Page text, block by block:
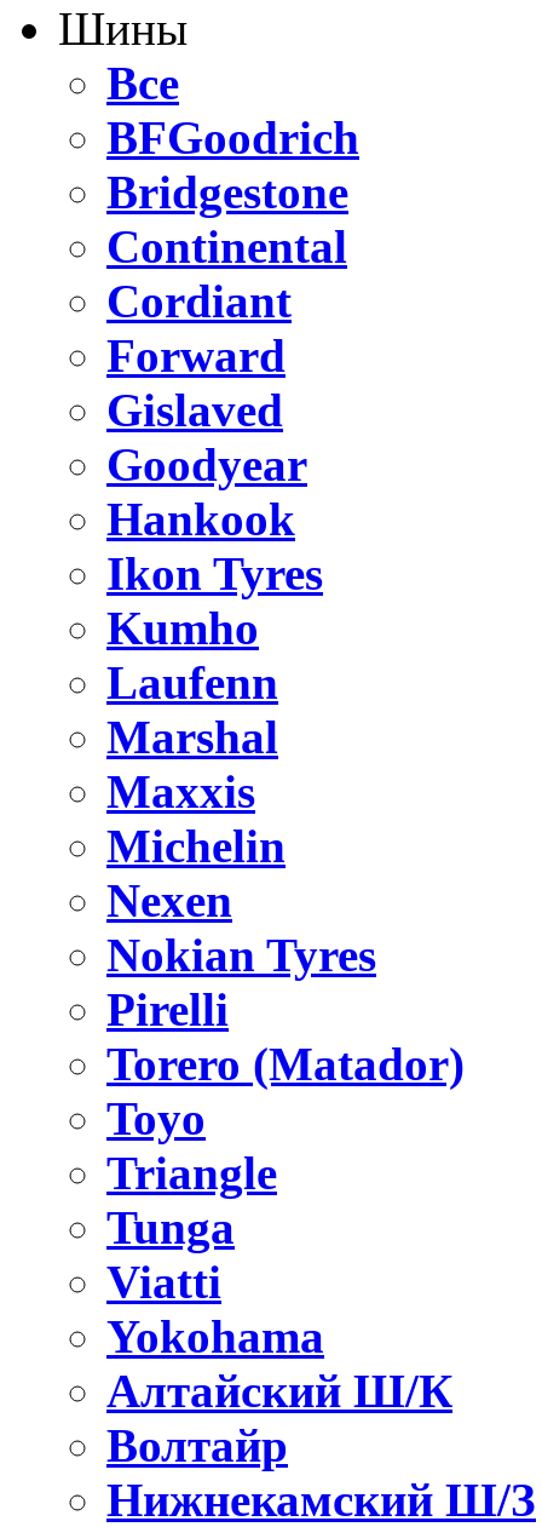
Шины
Все
BFGoodrich
Bridgestone
Continental
Cordiant
Forward
Gislaved
Goodyear
Hankook
Ikon Tyres
Kumho
Laufenn
Marshal
Maxxis
Michelin
Nexen
Nokian Tyres
Pirelli
Torero (Matador)
Toyo
Triangle
Tunga
Viatti
Yokohama
Алтайский Ш/К
Волтайр
Нижнекамский Ш/З